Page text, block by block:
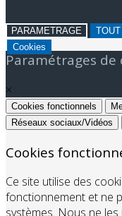
PARAMETRAGE
Cookies
Paramétrages de
×
Cookies fonctionnels
Réseaux sociaux/Vidéos
Cookies
Ce site utilise des
fonctionnement et ne
systèmes. Nous ne